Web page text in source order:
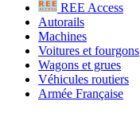
REE Access
Autorails
Machines
Voitures et fourgons
Wagons et grues
Véhicules routiers
Armée Française